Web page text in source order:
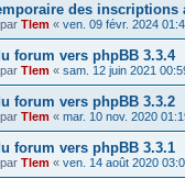
des inscriptions
Tlem « ven. 09 févr. 2024
forum vers phpBB 3.3.4
Tlem « sam. 12 juin 2021
forum vers phpBB 3.3.2
Tlem « mar. 10 nov. 2020
forum vers phpBB 3.3.1
Tlem « ven. 14 août 2020